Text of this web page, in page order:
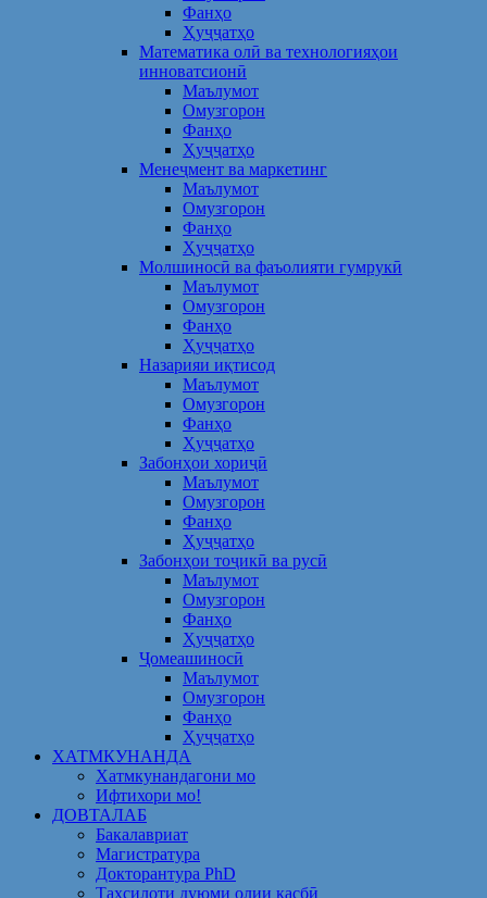
Фанҳо
Ҳуҷҷатҳо
Математика олӣ ва технологияҳои
инноватсионӣ
Маълумот
Омузгорон
Фанҳо
Ҳуҷҷатҳо
Менеҷмент ва маркетинг
Маълумот
Омузгорон
Фанҳо
Ҳуҷҷатҳо
Молшиносӣ ва фаъолияти гумрукӣ
Маълумот
Омузгорон
Фанҳо
Ҳуҷҷатҳо
Назарияи иқтисод
Маълумот
Омузгорон
Фанҳо
Ҳуҷҷатҳо
Забонҳои хориҷӣ
Маълумот
Омузгорон
Фанҳо
Ҳуҷҷатҳо
Забонҳои тоҷикӣ ва русӣ
Маълумот
Омузгорон
Фанҳо
Ҳуҷҷатҳо
Ҷомеашиносӣ
Маълумот
Омузгорон
Фанҳо
Ҳуҷҷатҳо
ХАТМКУНАНДА
Хатмкунандагони мо
Ифтихори мо!
ДОВТАЛАБ
Бакалавриат
Магистратура
Докторантура PhD
Таҳсилоти дуюми олии касбӣ